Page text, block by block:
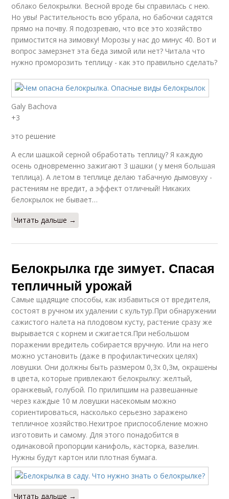
облако белокрылки. Весной вроде бы справилась с нею.
Но увы! Растительность всю убрала, но бабочки садятся
прямо на почву. Я подозреваю, что все это хозяйство
примостится на зимовку! Морозы у нас до минус 40. Вот и
вопрос замерзнет эта беда зимой или нет? Читала что
нужно проморозить теплицу - как это правильно сделать?
Galy Bachova
+3
это решение
А если шашкой серной обработать теплицу? Я каждую
осень одновременно зажигают 3 шашки ( у меня большая
теплица). А летом в теплице делаю табачную дымовуху -
растениям не вредит, а эффект отличный! Никаких
белокрылок не бывает…
Читать дальше →
Белокрылка где зимует. Спасая
тепличный урожай
Самые щадящие способы, как избавиться от вредителя,
состоят в ручном их удалении с культур.При обнаружении
сажистого налета на плодовом кусту, растение сразу же
вырывается с корнем и сжигается.При небольшом
поражении вредитель собирается вручную. Или на него
можно установить (даже в профилактических целях)
ловушки. Они должны быть размером 0,3х 0,3м, окрашены
в цвета, которые привлекают белокрылку: желтый,
оранжевый, голубой. По прилипшим на развешанные
через каждые 10 м ловушки насекомым можно
сориентироваться, насколько серьезно заражено
тепличное хозяйство.Нехитрое приспособление можно
изготовить и самому. Для этого понадобится в
одинаковой пропорции канифоль, касторка, вазелин.
Нужны будут картон или плотная бумага.
Читать дальше →